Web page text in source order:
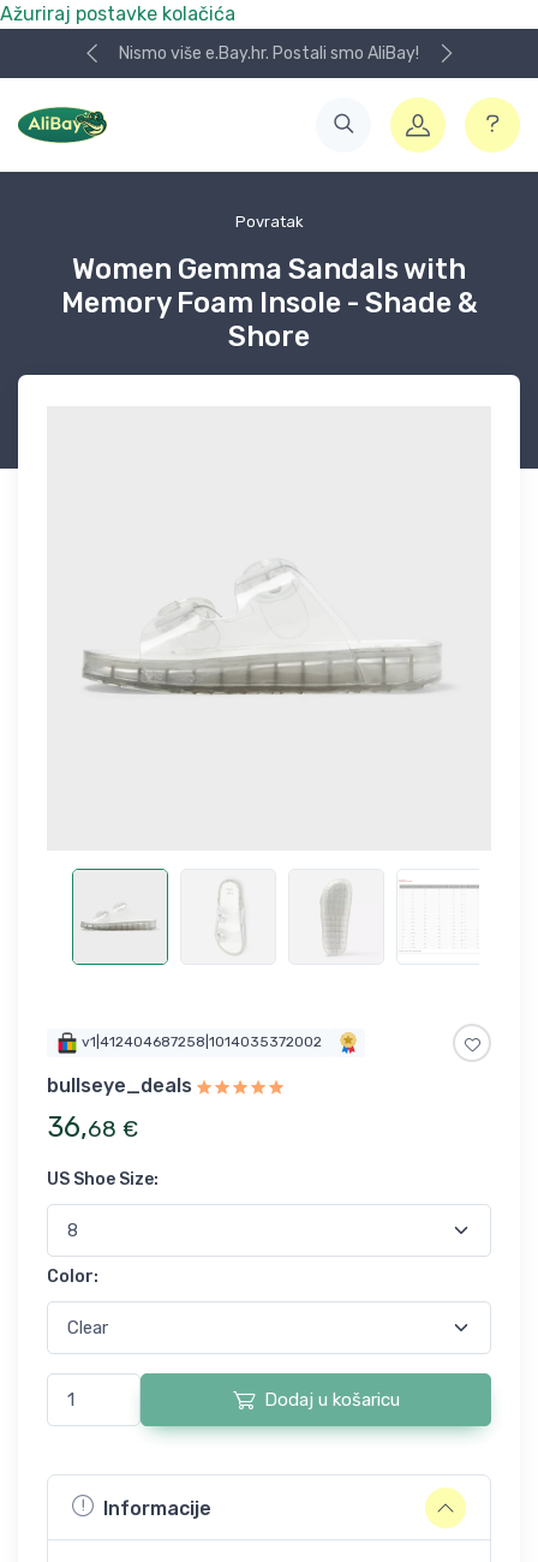
Ažuriraj postavke kolačića
Nismo više e.Bay.hr. Postali smo AliBay!
Povratak
Women Gemma Sandals with
Memory Foam Insole - Shade &
Shore
v1|412404687258|1014035372002
bullseye_deals
36,68 €
US Shoe Size:
Color:
Dodaj u košaricu
Informacije